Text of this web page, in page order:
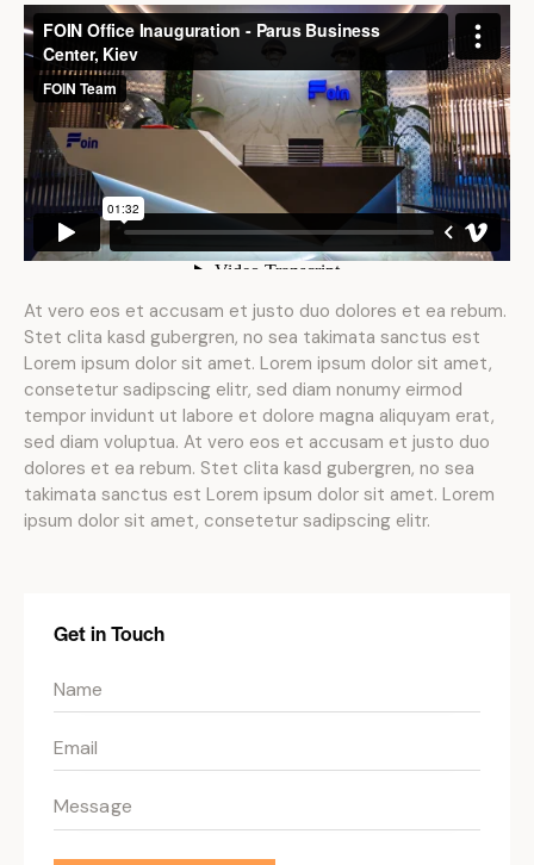
At vero eos et accusam et justo duo dolores et ea rebum.
Stet clita kasd gubergren, no sea takimata sanctus est
Lorem ipsum dolor sit amet. Lorem ipsum dolor sit amet,
consetetur sadipscing elitr, sed diam nonumy eirmod
tempor invidunt ut labore et dolore magna aliquyam erat,
sed diam voluptua. At vero eos et accusam et justo duo
dolores et ea rebum. Stet clita kasd gubergren, no sea
takimata sanctus est Lorem ipsum dolor sit amet. Lorem
ipsum dolor sit amet, consetetur sadipscing elitr.
Get in Touch